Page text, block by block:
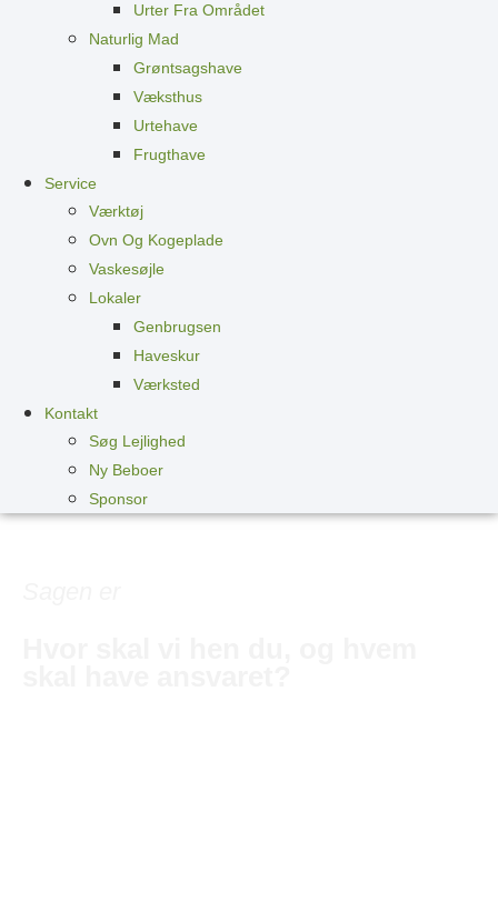
Urter Fra Området
Naturlig Mad
Grøntsagshave
Væksthus
Urtehave
Frugthave
Service
Værktøj
Ovn Og Kogeplade
Vaskesøjle
Lokaler
Genbrugsen
Haveskur
Værksted
Kontakt
Søg Lejlighed
Ny Beboer
Sponsor